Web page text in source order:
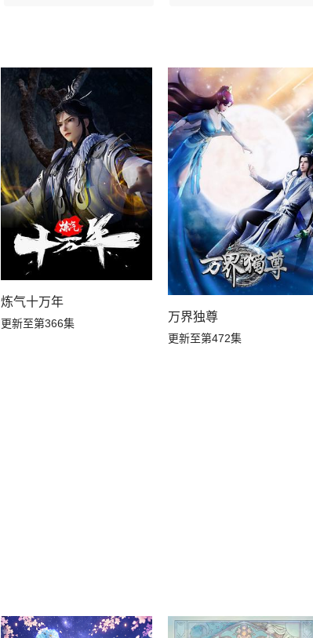
炼气十万年
更新至第366集 万界独尊
更新至第472集